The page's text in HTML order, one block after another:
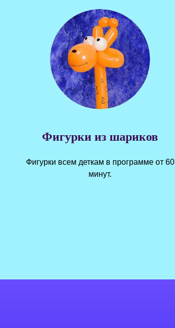
Фигурки из шариков
Фигурки всем деткам в программе от 60
минут.